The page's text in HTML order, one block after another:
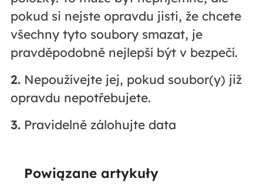
pokud si nejste opravdu jisti, že chcete
všechny tyto soubory smazat, je
pravděpodobně nejlepší být v bezpečí.
2.Nepoužívejte jej, pokud soubor(y) již
opravdu nepotřebujete.
3.Pravidelně zálohujte data
Powiązane artykuły